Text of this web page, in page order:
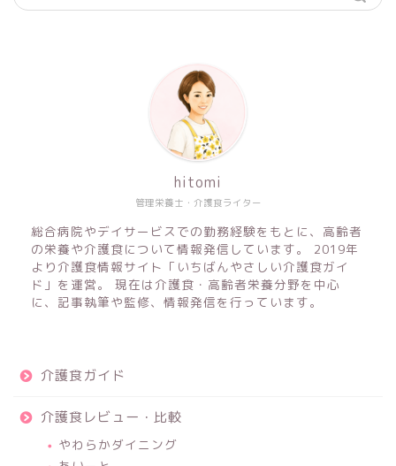
管理栄養士・介護食ライター
hitomi
総合病院やデイサービスでの勤務経験をもとに、高齢者
の栄養や介護食について情報発信しています。 2019年
より介護食情報サイト「いちばんやさしい介護食ガイ
ド」を運営。 現在は介護食・高齢者栄養分野を中心
に、記事執筆や監修、情報発信を行っています。
介護食ガイド
介護食レビュー・比較
やわらかダイニング